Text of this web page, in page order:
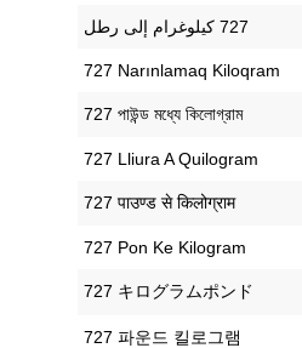
‎727 Narınlamaq Kiloqram
‎727 পাউন্ড মধ্যে কিলোগ্রাম
‎727 Lliura A Quilogram
‎727 पाउण्ड से किलोग्राम
‎727 Pon Ke Kilogram
‎727 キログラムポンド
‎727 파운드 킬로그램